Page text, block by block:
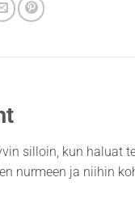
silloin, kun haluat
nurmeen ja niihin